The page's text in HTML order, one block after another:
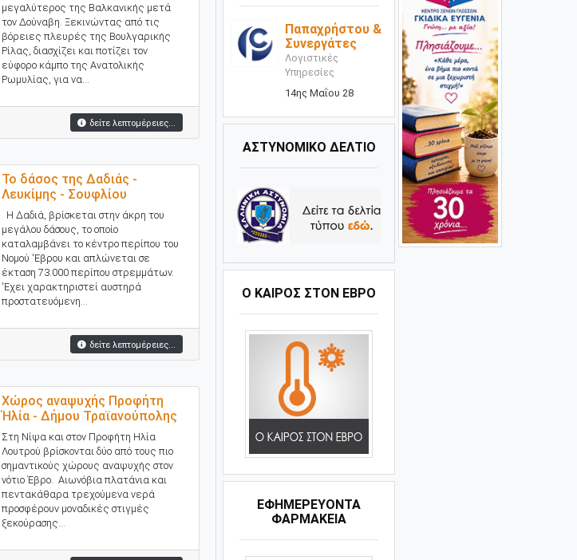
μεγαλύτερος της Βαλκανικής μετά
τον Δούναβη. Ξεκινώντας από τις
βόρειες πλευρές της Βουλγαρικής
Ρίλας, διασχίζει και ποτίζει τον
εύφορο κάμπο της Ανατολικής
Ρωμυλίας, για να...
δείτε λεπτομέρειες...
Το δάσος της Δαδιάς -
Λευκίμης - Σουφλίου
Η Δαδιά, βρίσκεται στην άκρη του
μεγάλου δάσους, το οποίο
καταλαμβάνει το κέντρο περίπου του
Νομού 'Eβρου και απλώνεται σε
έκταση 73.000 περίπου στρεμμάτων.
'Eχει χαρακτηριστεί αυστηρά
προστατευόμενη...
δείτε λεπτομέρειες...
Χώρος αναψυχής Προφήτη
Ήλία - Δήμου Τραϊανούπολης
Στη Νίψα και στον Προφήτη Ηλία
Λουτρού βρίσκονται δύο από τους πιο
σημαντικούς χώρους αναψυχής στον
νότιο Έβρο. Αιωνόβια πλατάνια και
πεντακάθαρα τρεχούμενα νερά
προσφέρουν μοναδικές στιγμές
ξεκούρασης...
Παπαχρήστου &
Συνεργάτες
Λογιστικές
Υπηρεσίες
14ης Μαΐου 28
ΑΣΤΥΝΟΜΙΚΟ ΔΕΛΤΙΟ
Ο ΚΑΙΡΌΣ ΣΤΟΝ ΈΒΡΟ
ΕΦΗΜΕΡΕΥΟΝΤΑ
ΦΑΡΜΑΚΕΙΑ